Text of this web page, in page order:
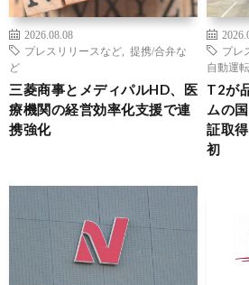
2026.08.08
プレスリリースなど
提携/合弁な
ど
三菱商事とメディパルHD、医
療機関の経営効率化支援で連
携強化
プレ
自動運転
T2が
ムの
証取
初